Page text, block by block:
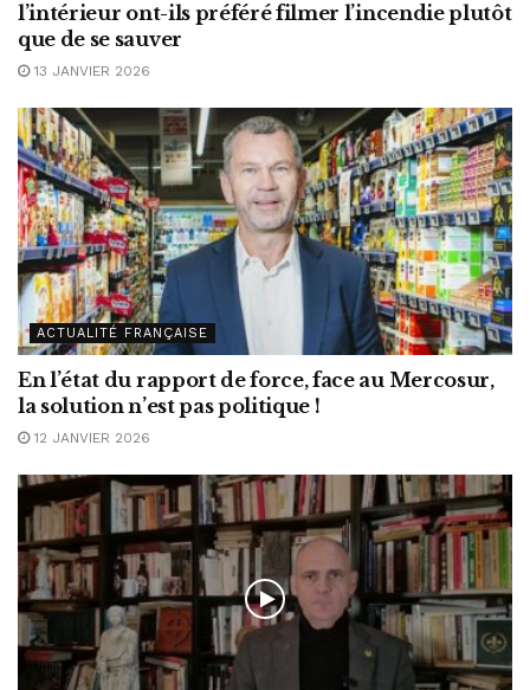
l’intérieur ont-ils préféré filmer l’incendie plutôt
que de se sauver
13 JANVIER 2026
ACTUALITÉ FRANÇAISE
En l’état du rapport de force, face au Mercosur,
la solution n’est pas politique !
12 JANVIER 2026